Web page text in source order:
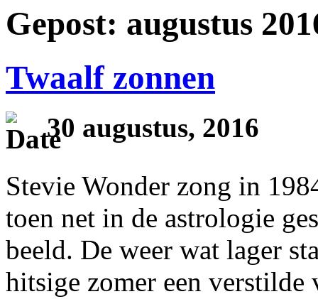
Gepost: augustus
Twaalf zonnen
30 augustus, 2016
Stevie Wonder zong in
toen net in de astrologie
beeld. De weer wat lager
hitsige zomer een verstilde